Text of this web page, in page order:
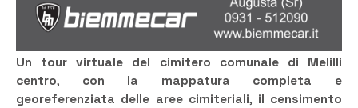
Un
tour virtuale del cimitero comunale di Melilli
centro, con la
mappatura completa e
georeferenziata delle aree cimiteriali, il censimento